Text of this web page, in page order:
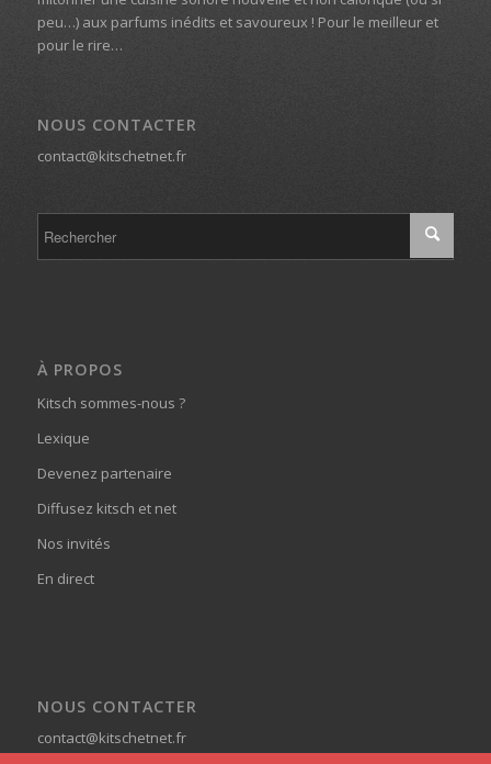
peu…) aux parfums inédits et savoureux ! Pour le meilleur et
pour le rire…
NOUS CONTACTER
contact@kitschetnet.fr
À PROPOS
Kitsch sommes-nous ?
Lexique
Devenez partenaire
Diffusez kitsch et net
Nos invités
En direct
NOUS CONTACTER
contact@kitschetnet.fr